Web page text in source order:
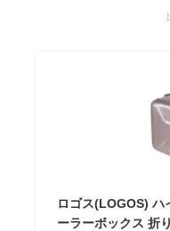
ロゴス(LOGOS) ハ
ーラーボックス 折